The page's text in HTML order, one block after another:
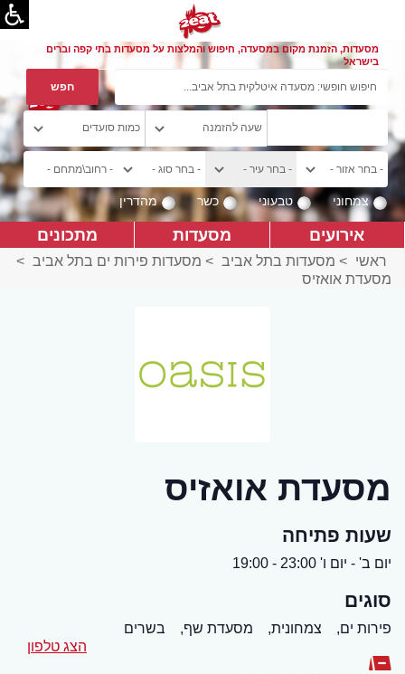
מסעדות, הזמנת מקום במסעדה, חיפוש והמלצות על מסעדות בתי קפה וברים
בישראל
צמחוני טבעוני כשר מהדרין
אירועים מסעדות מתכונים
ראשי > מסעדות בתל אביב > מסעדות פירות ים בתל אביב >
מסעדת אואזיס
מסעדת אואזיס
שעות פתיחה
יום ב' - יום ו' 23:00 - 19:00
סוגים
פירות ים, צמחונית, מסעדת שף,
בשרים
הצג טלפון